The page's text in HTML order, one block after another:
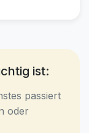
ist:
passiert
oder